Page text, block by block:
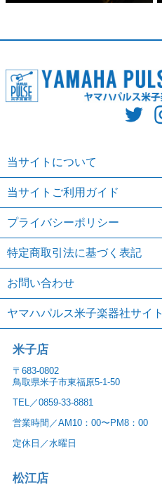
当サイトについて
当サイトご利用ガイド
プライバシーポリシー
特定商取引法に基づく表記
お問い合わせ
ヤマハパルス米子楽器社サイト
米子店
〒683-0802
鳥取県米子市東福原5-1-50
TEL／0859-33-8881
営業時間／AM10：00〜PM8：00
定休日／水曜日
松江店